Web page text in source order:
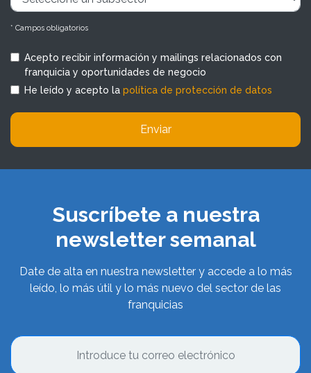
* Campos obligatorios
Acepto recibir información y mailings relacionados con
franquicia y oportunidades de negocio
He leído y acepto la política de protección de datos
Enviar
Suscríbete a nuestra
newsletter semanal
Date de alta en nuestra newsletter y accede a lo más
leído, lo más útil y lo más nuevo del sector de las
franquicias